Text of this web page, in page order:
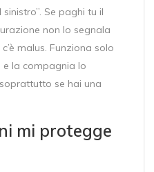
Se paghi tu il
non lo segnala
c’è malus. Funziona solo
e la compagnia lo
se hai una
mi protegge